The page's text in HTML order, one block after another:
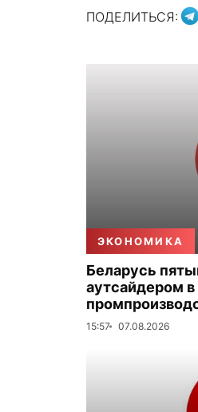
ПОДЕЛИТЬСЯ:
ЭКОНОМИКА
Беларусь
аутсайдером
15:57 07.08.2026